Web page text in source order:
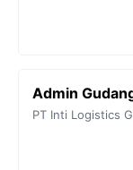
Admin
PT Inti Logistics